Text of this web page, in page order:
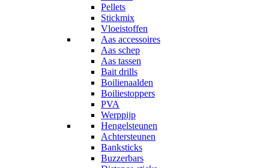
Pellets
Stickmix
Vloeistoffen
Aas accessoires
Aas schep
Aas tassen
Bait drills
Boilienaalden
Boiliestoppers
PVA
Werppijp
Hengelsteunen
Achtersteunen
Banksticks
Buzzerbars